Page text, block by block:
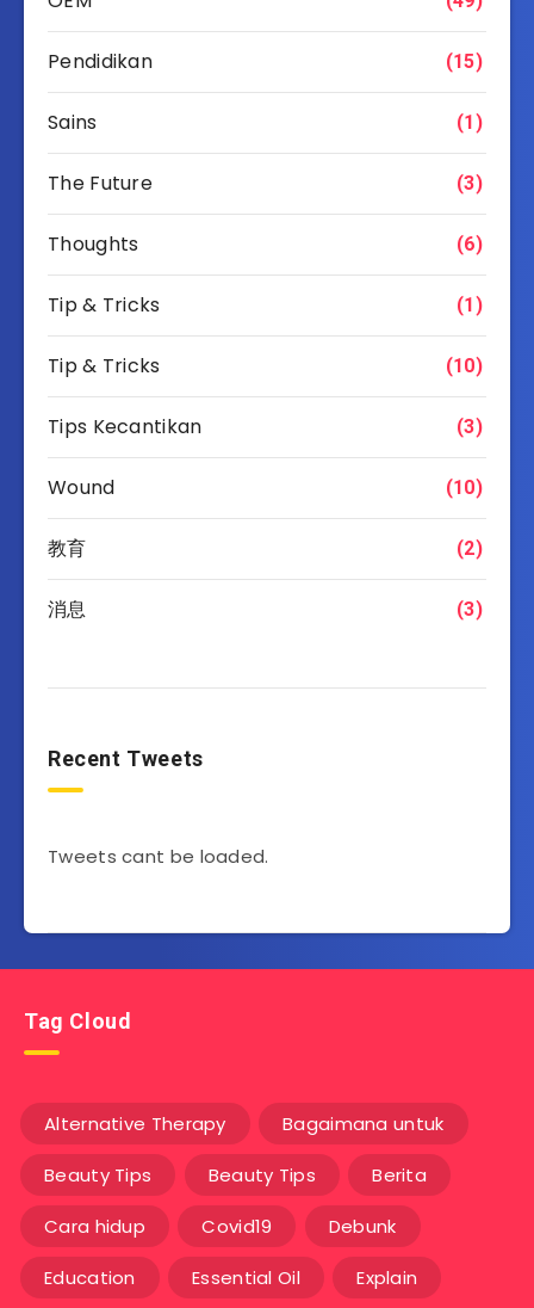
Pendidikan (15)
Sains (1)
The Future (3)
Thoughts (6)
Tip & Tricks (1)
Tip & Tricks (10)
Tips Kecantikan (3)
Wound (10)
教育 (2)
消息 (3)
Recent Tweets
Tweets cant be loaded.
Tag Cloud
Alternative Therapy Bagaimana untuk
Beauty Tips Beauty Tips Berita
Cara hidup Covid19 Debunk
Education Essential Oil Explain